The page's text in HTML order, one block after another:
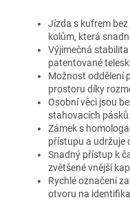
Jízda s kufrem
kolům, která
Výjimečná
patentované
Možnost oddělení
prostoru díky
Osobní věci jsou
stahovacích pásků.
Zámek s
přístupu a udržuje
Snadný přístup k
zvětšené vnější
Rychlé označení
otvoru na